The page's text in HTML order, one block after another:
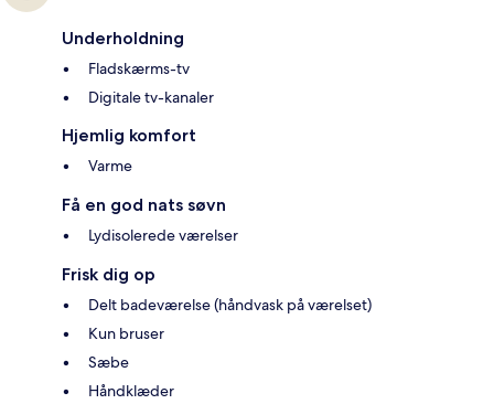
Underholdning
Fladskærms-tv
Digitale tv-kanaler
Hjemlig komfort
Varme
Få en god nats søvn
Lydisolerede værelser
Frisk dig op
Delt badeværelse (håndvask på værelset)
Kun bruser
Sæbe
Håndklæder